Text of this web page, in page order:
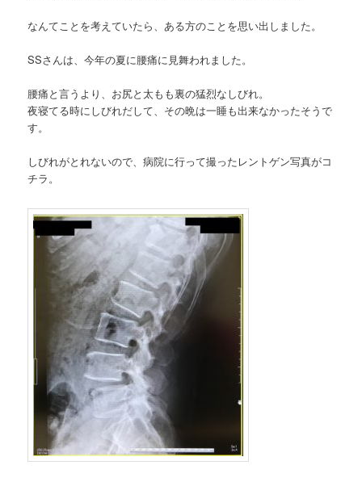
なんてことを考えていたら、ある方のことを思い出しました。
SSさんは、今年の夏に腰痛に見舞われました。
腰痛と言うより、お尻と太もも裏の猛烈なしびれ。
夜寝てる時にしびれだして、その晩は一睡も出来なかったそうで
す。
しびれがとれないので、病院に行って撮ったレントゲン写真がコ
チラ。